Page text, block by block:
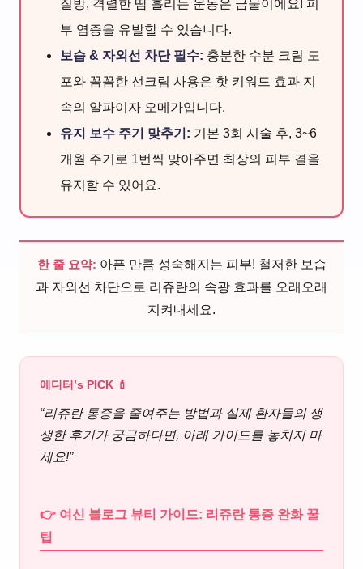
질방, 격렬한 땀 흘리는 운동은 금물이에요! 피
부 염증을 유발할 수 있습니다.
보습 & 자외선 차단 필수: 충분한 수분 크림 도
포와 꼼꼼한 선크림 사용은 핫 키워드 효과 지
속의 알파이자 오메가입니다.
유지 보수 주기 맞추기: 기본 3회 시술 후, 3~6
개월 주기로 1번씩 맞아주면 최상의 피부 결을
유지할 수 있어요.
한 줄 요약: 아픈 만큼 성숙해지는 피부! 철저한 보습
과 자외선 차단으로 리쥬란의 속광 효과를 오래오래
지켜내세요.
에디터’s PICK 💄
“리쥬란 통증을 줄여주는 방법과 실제 환자들의 생
생한 후기가 궁금하다면, 아래 가이드를 놓치지 마
세요!”
👉 여신 블로그 뷰티 가이드: 리쥬란 통증 완화 꿀
팁